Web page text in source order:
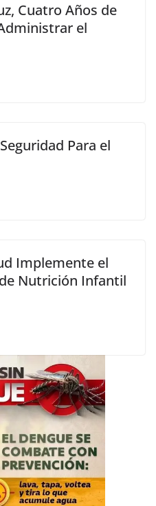
Cuatro Años de
el
Para el
Implemente el
Nutrición Infantil